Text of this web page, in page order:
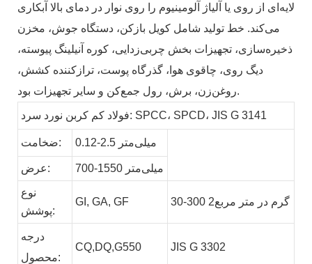
لایه‌ای از روی یا آلیاژ آلومینیوم را روی نوار در دمای بالا آبکاری
می‌کند. خط تولید شامل کویل بازکن، دستگاه جوش، مخزن
ذخیره‌سازی، تجهیزات بخش چربی‌زدایی، کوره آنیلینگ پیوسته،
دیگ روی، چاقوی هوا، گذرگاه پوست، ترازکننده کشش،
روغن‌زن، برش، رول جمع‌کن و سایر تجهیزات بود.
فولاد کم کربن نورد سرد: SPCC، SPCD، JIS G 3141
ضخامت: 0.12-2.5 میلی‌متر
عرض: 700-1550 میلی‌متر
نوع
پوشش:
GI, GA, GF 30-300 گرم در متر مربع2
درجه
محصول:
CQ,DQ,G550 JIS G 3302